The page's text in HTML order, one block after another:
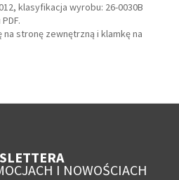
klasyfikacja wyrobu: 26-0030B
stronę zewnętrzną i klamkę na
I NOWOŚCIACH